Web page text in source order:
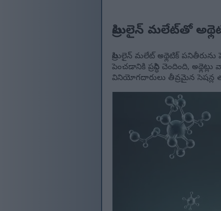
సిట్రులైన్ మలేట్‌తో
సిట్రులైన్ మలేట్ అథ్లెటిక్
పెంచడానికి ప్రసిద్ధి చెందింది,
వినియోగదారులు తీవ్రమైన సెషన్ల